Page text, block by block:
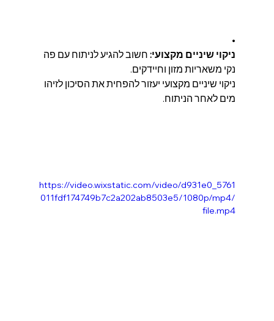
•
ניקוי שיניים מקצועי: חשוב להגיע לניתוח עם פה
נקי משאריות מזון וחיידקים.
ניקוי שיניים מקצועי יעזור להפחית את הסיכון לזיהו
מים לאחר הניתוח.
https://video.wixstatic.com/video/d931e0_5761
011fdf174749b7c2a202ab8503e5/1080p/mp4/
file.mp4